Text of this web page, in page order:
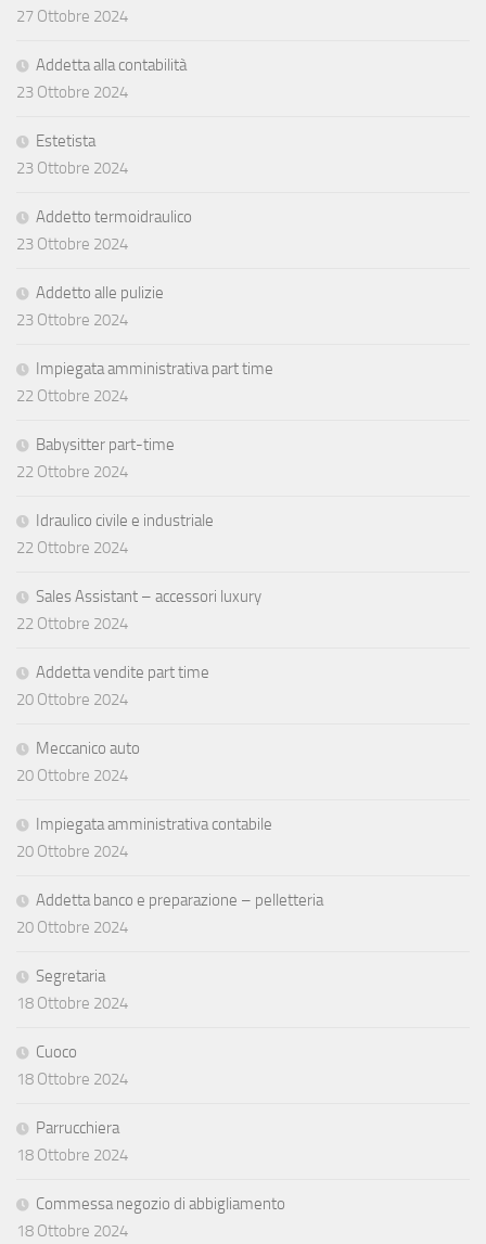
27 Ottobre 2024
Addetta alla contabilità
23 Ottobre 2024
Estetista
23 Ottobre 2024
Addetto termoidraulico
23 Ottobre 2024
Addetto alle pulizie
23 Ottobre 2024
Impiegata amministrativa part time
22 Ottobre 2024
Babysitter part-time
22 Ottobre 2024
Idraulico civile e industriale
22 Ottobre 2024
Sales Assistant – accessori luxury
22 Ottobre 2024
Addetta vendite part time
20 Ottobre 2024
Meccanico auto
20 Ottobre 2024
Impiegata amministrativa contabile
20 Ottobre 2024
Addetta banco e preparazione – pelletteria
20 Ottobre 2024
Segretaria
18 Ottobre 2024
Cuoco
18 Ottobre 2024
Parrucchiera
18 Ottobre 2024
Commessa negozio di abbigliamento
18 Ottobre 2024